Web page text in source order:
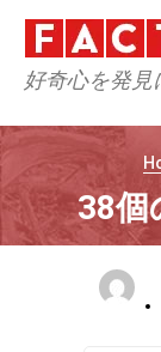
好奇心を発見
38個